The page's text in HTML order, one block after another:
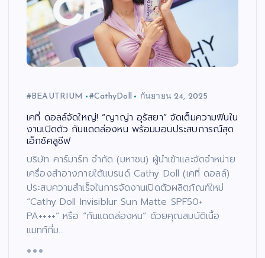
#BEAUTRIUM #CathyDoll กันยายน 24, 2025
เคที่ ดอลล์จัดใหญ่! “ญาญ่า อุรัสยา” จัดเต็มความฟินใน
งานเปิดตัว กันแดดล่องหน พร้อมมอบประสบการณ์สุด
เอ็กซ์คลูซีฟ
บริษัท คาร์มาร์ท จำกัด (มหาชน) ผู้นำเข้าและจัดจำหน่าย
เครื่องสำอางภายใต้แบรนด์ Cathy Doll (เคที่ ดอลล์)
ประสบความสำเร็จในการจัดงานเปิดตัวผลิตภัณฑ์ใหม่
“Cathy Doll Invisiblur Sun Matte SPF50+
PA++++” หรือ “กันแดดล่องหน” ด้วยคุณสมบัติเนื้อ
แมทท์ที่ม…